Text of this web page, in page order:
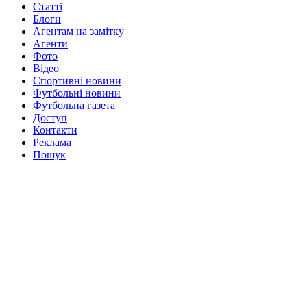
Статті
Блоги
Агентам на замітку
Агенти
Фото
Відео
Спортивні новини
Футбольні новини
Футбольна газета
Доступ
Контакти
Реклама
Пошук